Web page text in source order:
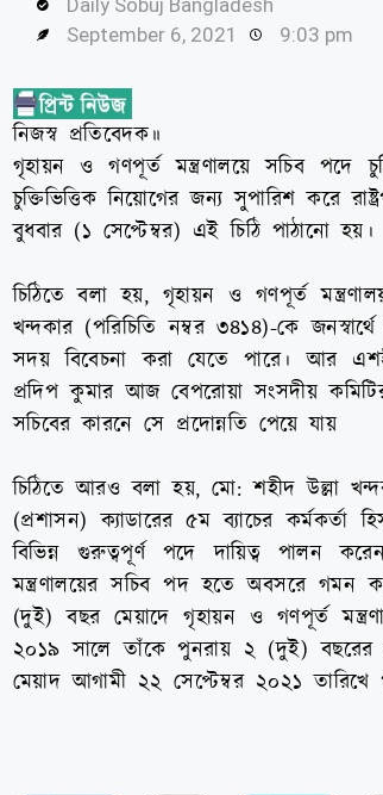
September 6, 2021
9:03 pm
নিজস্ব প্রতিবেদক॥
গৃহায়ন ও গণপূর্ত মন্ত্রণালয়ে সচিব পদে
চুক্তিভিত্তিক নিয়োগের জন্য সুপারিশ করে
বুধবার (১ সেপ্টেম্বর) এই চিঠি পাঠানো হয়।
চিঠিতে বলা হয়, গৃহায়ন ও গণপূর্ত
খন্দকার (পরিচিতি নম্বর ৩৪১৪)-কে
সদয় বিবেচনা করা যেতে পারে। আর
প্রদিপ কুমার আজ বেপরোয়া সংসদীয়
সচিবের কারনে সে প্রদোন্নতি পেয়ে যায়
চিঠিতে আরও বলা হয়, মো: শহীদ উল্লা
(প্রশাসন) ক্যাডারের ৫ম ব্যাচের
বিভিন্ন গুরুত্বপূর্ণ পদে দায়িত্ব পালন
মন্ত্রণালয়ের সচিব পদ হতে অবসরে গমন
(দুই) বছর মেয়াদে গৃহায়ন ও গণপূর্ত
২০১৯ সালে তাঁকে পুনরায় ২ (দুই) বছরের
মেয়াদ আগামী ২২ সেপ্টেম্বর ২০২১ তারিখে